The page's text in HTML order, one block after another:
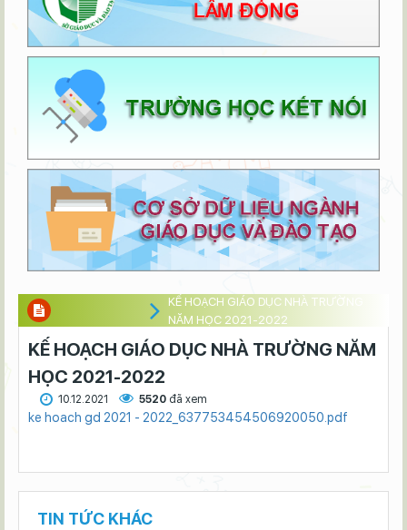
KẾ HOẠCH GIÁO DỤC NHÀ TRƯỜNG
NĂM HỌC 2021-2022
KẾ HOẠCH GIÁO DỤC NHÀ TRƯỜNG NĂM
HỌC 2021-2022
10.12.2021 5520 đã xem
ke hoach gd 2021 - 2022_637753454506920050.pdf
TIN TỨC KHÁC